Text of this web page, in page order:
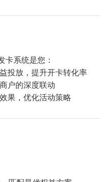
系统是您：
投放，提升开卡转化率
户的深度联动
果，优化活动策略